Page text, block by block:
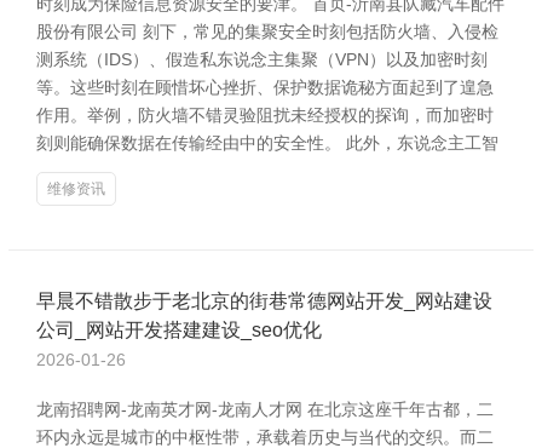
股份有限公司 刻下，常见的集聚安全时刻包括防火墙、入侵检
测系统（IDS）、假造私东说念主集聚（VPN）以及加密时刻
等。这些时刻在顾惜坏心挫折、保护数据诡秘方面起到了遑急
作用。举例，防火墙不错灵验阻扰未经授权的探询，而加密时
刻则能确保数据在传输经由中的安全性。 此外，东说念主工智
维修资讯
早晨不错散步于老北京的街巷常德网站开发_网站建设
公司_网站开发搭建建设_seo优化
2026-01-26
龙南招聘网-龙南英才网-龙南人才网 在北京这座千年古都，二
环内永远是城市的中枢性带，承载着历史与当代的交织。而二